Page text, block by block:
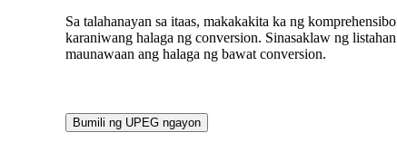
Sa talahanayan sa itaas, makakakita ka ng
karaniwang halaga ng conversion. Sinasaklaw ng
maunawaan ang halaga ng bawat conversion.
Bumili ng UPEG ngayon